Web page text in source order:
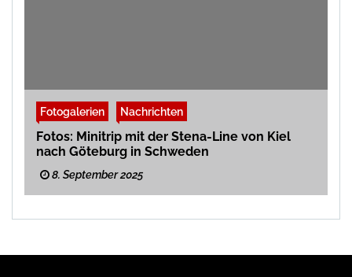
Fotogalerien Nachrichten
Fotos: Minitrip mit der Stena-Line von Kiel
nach Göteburg in Schweden
8. September 2025